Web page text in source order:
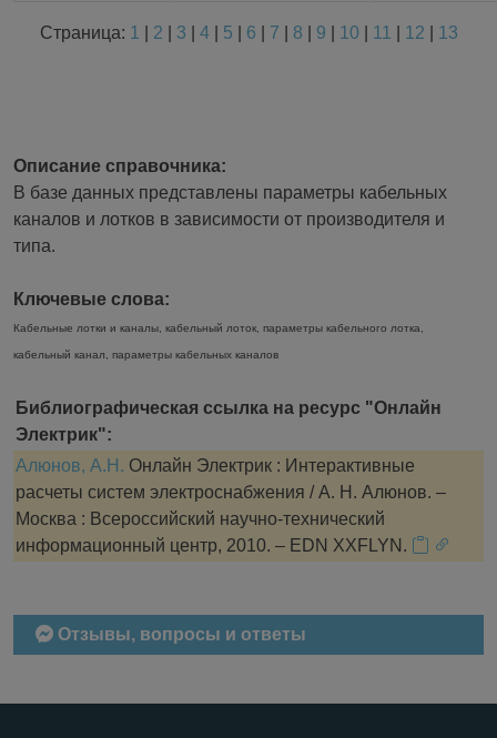
Страница: 1 2 3 4| 5 6 7 8 9 10 11 12 13
Описание справочника:
В базе данных представлены параметры кабельных
каналов и лотков в зависимости от производителя и
типа.
Ключевые слова:
Кабельные лотки и каналы, кабельный лоток, параметры кабельного лотка,
кабельный канал, параметры кабельных каналов
Библиографическая ссылка на ресурс "Онлайн
Электрик":
Алюнов, А.Н. Онлайн Электрик : Интерактивные
расчеты систем электроснабжения / А. Н. Алюнов. –
Москва : Всероссийский научно-технический
информационный центр, 2010. – EDN XXFLYN.
Отзывы, вопросы и ответы